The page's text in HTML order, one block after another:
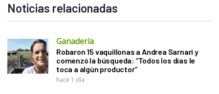
Noticias relacionadas
Ganadería
Robaron 15 vaquillonas a Andrea Sarnari y
comenzó la búsqueda: “Todos los días le
toca a algún productor”
hace 1 día